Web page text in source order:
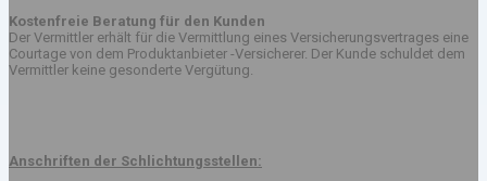
Kostenfreie Beratung für den Kunden
Der Vermittler erhält für die Vermittlung eines Versicherungsvertrages eine
Courtage von dem Produktanbieter -Versicherer. Der Kunde schuldet dem
Vermittler keine gesonderte Vergütung.
Anschriften der Schlichtungsstellen: